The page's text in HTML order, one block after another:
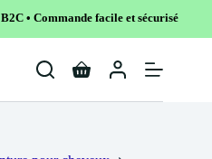
facile et sécurisé
Shopping